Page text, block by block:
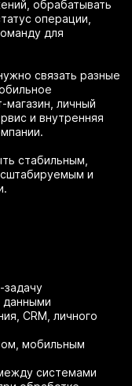
обрабатывать
операции,
для
связать разные
личный
и внутренняя
стабильным,
и
данными
CRM, личного
мобильным
системами